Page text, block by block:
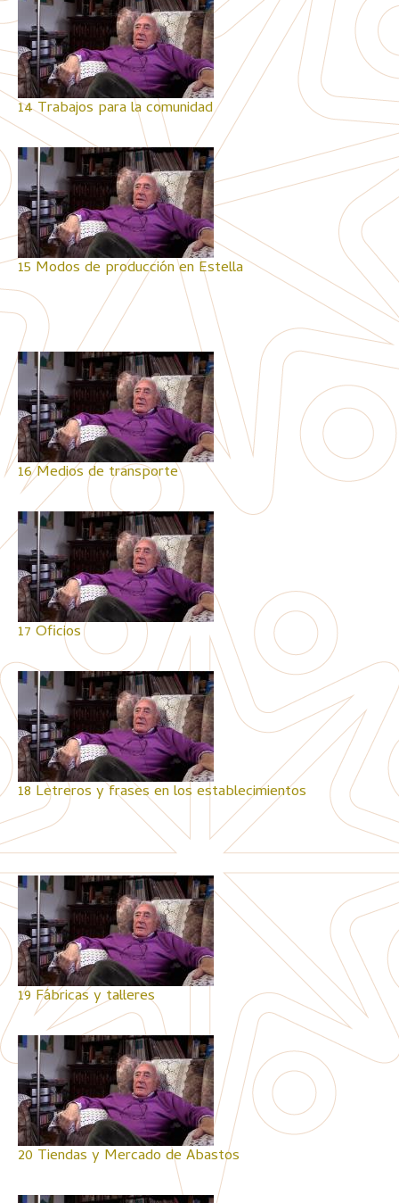
14 Trabajos para la comunidad
15 Modos de producción en Estella
16 Medios de transporte
17 Oficios
18 Letreros y frases en los establecimientos
19 Fábricas y talleres
20 Tiendas y Mercado de Abastos